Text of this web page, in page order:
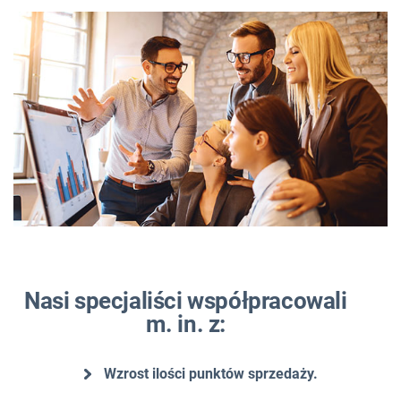
Nasi specjaliści współpracowali
m. in. z:
Wzrost ilości punktów sprzedaży.